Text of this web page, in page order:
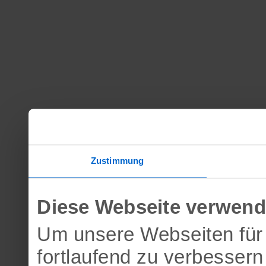
Zustimmung
Diese Webseite
Um unsere Webseiten
fortlaufend zu